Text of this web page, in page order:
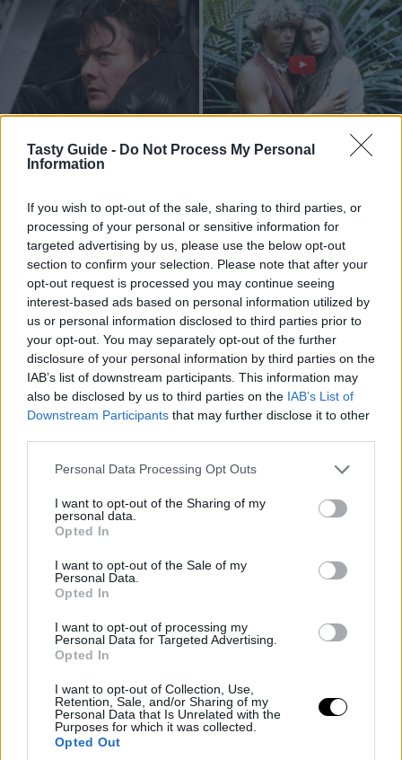
Tasty Guide - Do Not Process My Personal
Information
If you wish to opt-out of the sale, sharing to third parties, or
processing of your personal or sensitive information for
targeted advertising by us, please use the below opt-out
section to confirm your selection. Please note that after your
opt-out request is processed you may continue seeing
interest-based ads based on personal information utilized by
us or personal information disclosed to third parties prior to
your opt-out. You may separately opt-out of the further
disclosure of your personal information by third parties on the
IAB’s list of downstream participants. This information may
also be disclosed by us to third parties on the IAB’s List of
Downstream Participants that may further disclose it to other
Please note that this website/app uses one or more Google
not limited to your visit or usage behaviour. You may click to
grant or deny consent to Google and its third-party tags to
use your data for below specified purposes in below Google
consent section.
Personal Data Processing Opt Outs
I want to opt-out of the Sharing of my
personal data.
Opted In
I want to opt-out of the Sale of my
Personal Data.
Opted In
I want to opt-out of processing my
Personal Data for Targeted Advertising.
Opted In
I want to opt-out of Collection, Use,
Retention, Sale, and/or Sharing of my
Personal Data that Is Unrelated with the
Purposes for which it was collected.
Opted Out